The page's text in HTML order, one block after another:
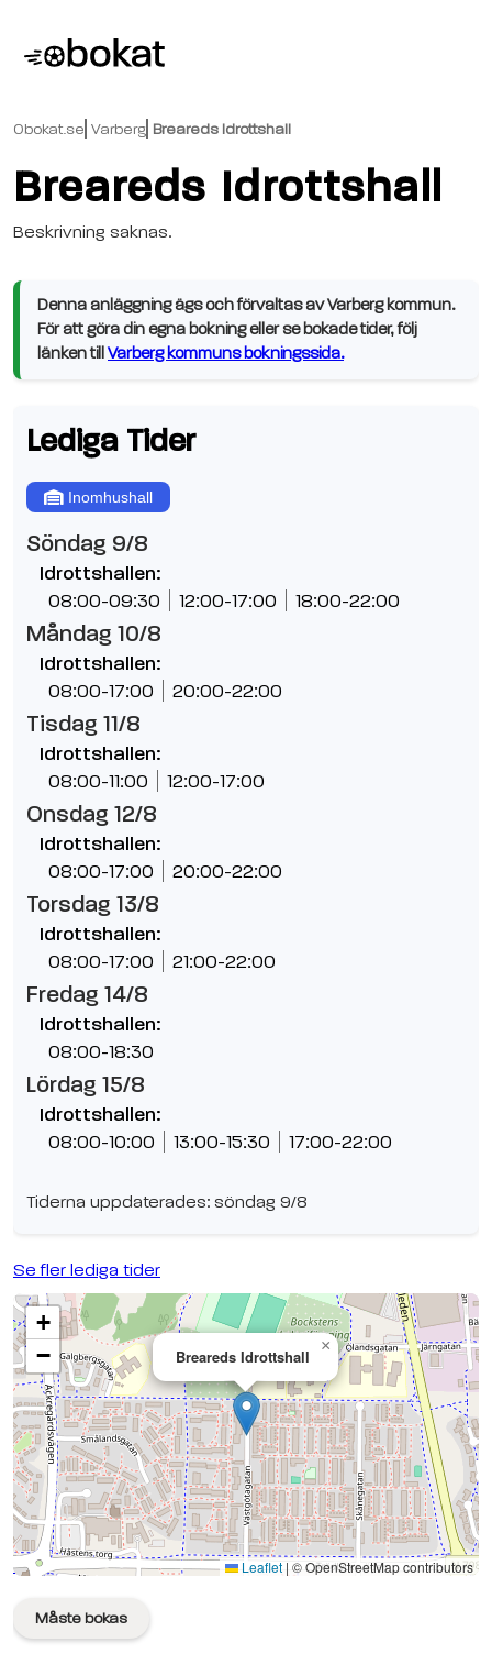
Obokat.se Varberg Breareds Idrottshall
Breareds Idrottshall
Beskrivning saknas.
Denna anläggning ägs och förvaltas av Varberg kommun.
För att göra din egna bokning eller se bokade tider, följ
länken till Varberg kommuns bokningssida.
Lediga Tider
Inomhushall
Söndag 9/8
Idrottshallen:
08:00-09:30 12:00-17:00 18:00-22:00
Måndag 10/8
Idrottshallen:
08:00-17:00 20:00-22:00
Tisdag 11/8
Idrottshallen:
08:00-11:00 12:00-17:00
Onsdag 12/8
Idrottshallen:
08:00-17:00 20:00-22:00
Torsdag 13/8
Idrottshallen:
08:00-17:00 21:00-22:00
Fredag 14/8
Idrottshallen:
08:00-18:30
Lördag 15/8
Idrottshallen:
08:00-10:00 13:00-15:30 17:00-22:00
Tiderna uppdaterades: söndag 9/8
Se fler lediga tider
Breareds Idrottshall
×
+
−
Leaflet | © OpenStreetMap contributors
Se planen på Google Maps
Måste bokas